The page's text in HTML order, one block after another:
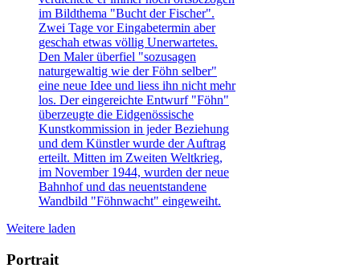
im Bildthema "Bucht der Fischer".
Zwei Tage vor Eingabetermin aber
geschah etwas völlig Unerwartetes.
Den Maler überfiel "sozusagen
naturgewaltig wie der Föhn selber"
eine neue Idee und liess ihn nicht mehr
los. Der eingereichte Entwurf "Föhn"
überzeugte die Eidgenössische
Kunstkommission in jeder Beziehung
und dem Künstler wurde der Auftrag
erteilt. Mitten im Zweiten Weltkrieg,
im November 1944, wurden der neue
Bahnhof und das neuentstandene
Wandbild "Föhnwacht" eingeweiht.
Weitere laden
Portrait